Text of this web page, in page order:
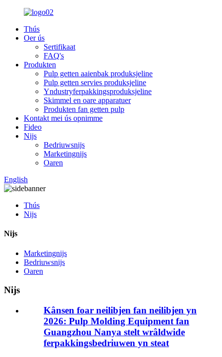
Thús
Oer ús
Sertifikaat
FAQ's
Produkten
Pulp getten aaienbak produksjeline
Pulp getten servies produksjeline
Yndustryferpakkingsproduksjeline
Skimmel en oare apparatuer
Produkten fan getten pulp
Kontakt mei ús opnimme
Fideo
Nijs
Bedriuwsnijs
Marketingnijs
Oaren
English
Thús
Nijs
Nijs
Marketingnijs
Bedriuwsnijs
Oaren
Nijs
Kânsen foar neilibjen fan neilibjen yn
2026: Pulp Molding Equipment fan
Guangzhou Nanya stelt wrâldwide
ferpakkingsbedriuwen yn steat